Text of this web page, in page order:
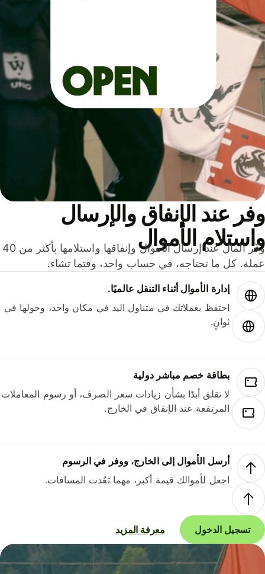
عند الإنفاق والإرسال
الأموال
وفّر المال عند إرسال الأموال وإنفاقها واستلامها بأكثر من 40
كل ما تحتاجه، في حساب واحد، وقتما تشاء.
إدارة الأموال أثناء التنقل عالميًا.
احتفظ بعملاتك في متناول اليد في مكان واحد، وحولها في
ثوانٍ.
بطاقة خصم مباشر دولية
لا تقلق أبدًا بشأن زيادات سعر الصرف، أو رسوم المعاملات
المرتفعة عند الإنفاق في الخارج.
أرسل الأموال إلى الخارج، ووفر في الرسوم
اجعل لأموالك قيمة أكبر، مهما بَعُدت المسافات.
تسجيل الدخول معرفة المزيد